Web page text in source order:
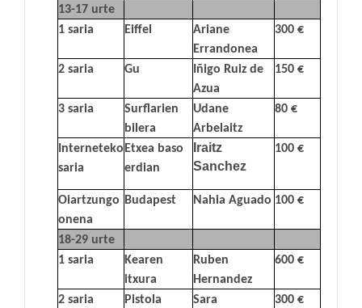
13-17 urte
1 saria
Eiffel
Ariane
Errandonea
300 €
2 saria Gu
Iñigo Ruiz de
Azua
150 €
3 saria
Surflarien
bilera
Udane
Arbelaitz
80 €
Interneteko
saria
Etxea baso
erdian
Iraitz
Sanchez
100 €
Oiartzungo
onena
Budapest Nahia Aguado 100 €
18-29 urte
1 saria
Kearen
itxura
Ruben
Hernandez
600 €
2 saria Pistola Sara
300 €